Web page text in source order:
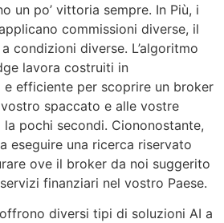
un po’ vittoria sempre. In Più, i
commissioni diverse, il
condizioni diverse. L’algoritmo
lavora costruiti in
efficiente per scoprire un broker
spaccato e alle vostre
pochi secondi. Ciononostante,
eseguire una ricerca riservato
ove il broker da noi suggerito
finanziari nel vostro Paese.
diversi tipi di soluzioni AI a